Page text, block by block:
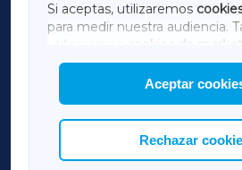
Si aceptas, utilizaremos
para medir nuestra audiencia.
utilizaremos
cookies de
mostrar publicidad de terceros.
Asimismo, puedes personalizar
las cookies que deseas
Aceptar
Rechazar
AMARIÑAXA
ACORUÑAXA